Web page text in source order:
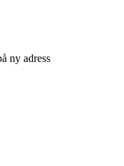
ny adress